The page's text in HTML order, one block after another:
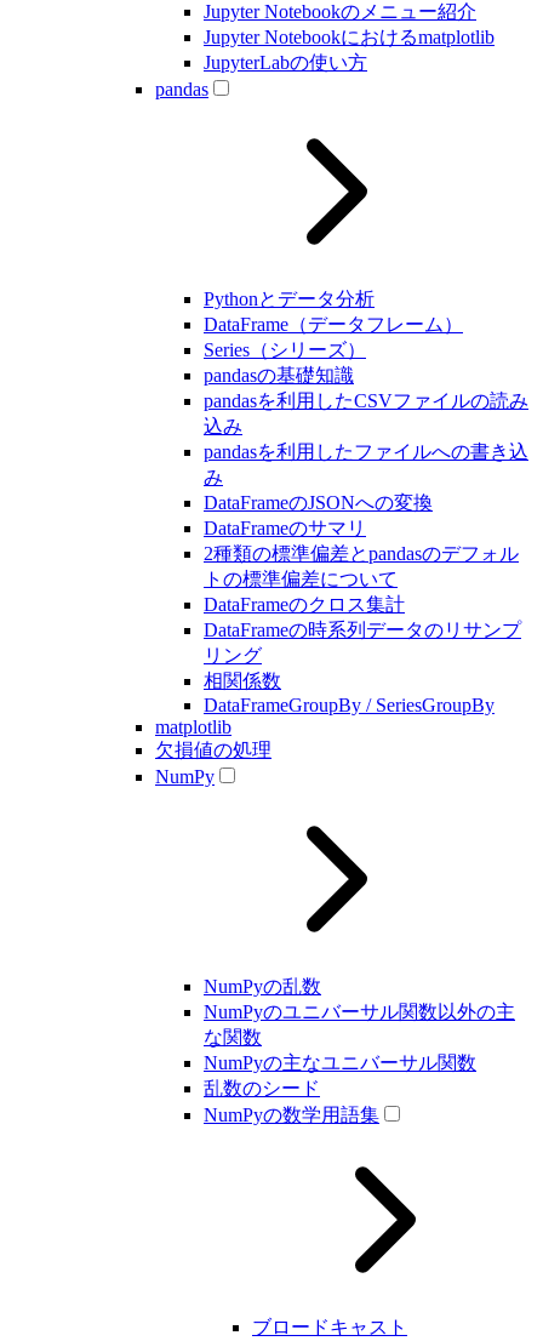
Jupyter Notebookのメニュー紹介
Jupyter Notebookにおけるmatplotlib
JupyterLabの使い方
pandas
Pythonとデータ分析
DataFrame（データフレーム）
Series（シリーズ）
pandasの基礎知識
pandasを利用したCSVファイルの読み
込み
pandasを利用したファイルへの書き込
み
DataFrameのJSONへの変換
DataFrameのサマリ
2種類の標準偏差とpandasのデフォル
トの標準偏差について
DataFrameのクロス集計
DataFrameの時系列データのリサンプ
リング
相関係数
DataFrameGroupBy / SeriesGroupBy
matplotlib
欠損値の処理
NumPy
NumPyの乱数
NumPyのユニバーサル関数以外の主
な関数
NumPyの主なユニバーサル関数
乱数のシード
NumPyの数学用語集
ブロードキャスト